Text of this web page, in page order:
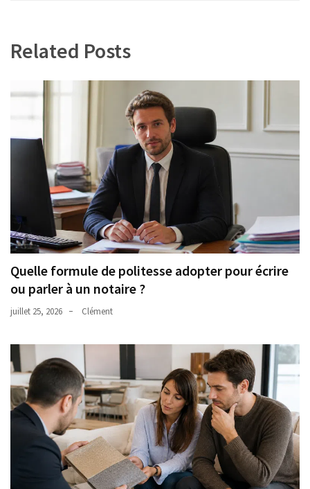
Related Posts
Quelle formule de politesse adopter pour écrire
ou parler à un notaire ?
juillet 25, 2026 Clément